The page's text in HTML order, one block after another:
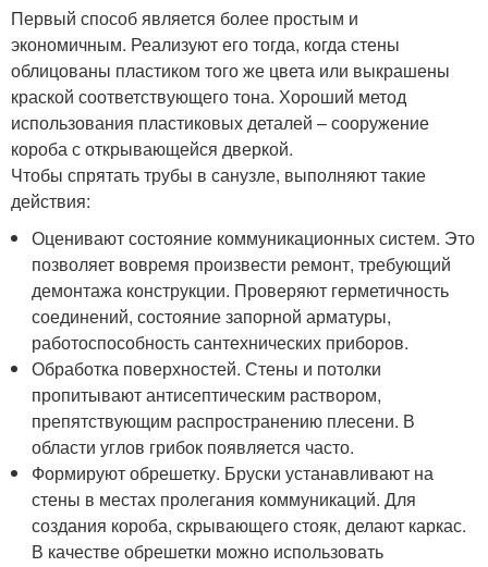
Первый способ является более простым и
экономичным. Реализуют его тогда, когда стены
облицованы пластиком того же цвета или выкрашены
краской соответствующего тона. Хороший метод
использования пластиковых деталей – сооружение
короба с открывающейся дверкой.
Чтобы спрятать трубы в санузле, выполняют такие
действия:
Оценивают состояние коммуникационных систем. Это
позволяет вовремя произвести ремонт, требующий
демонтажа конструкции. Проверяют герметичность
соединений, состояние запорной арматуры,
работоспособность сантехнических приборов.
Обработка поверхностей. Стены и потолки
пропитывают антисептическим раствором,
препятствующим распространению плесени. В
области углов грибок появляется часто.
Формируют обрешетку. Бруски устанавливают на
стены в местах пролегания коммуникаций. Для
создания короба, скрывающего стояк, делают каркас.
В качестве обрешетки можно использовать